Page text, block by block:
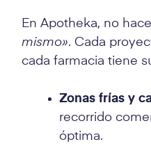
En Apotheka, no
mismo». Cada
cada farmacia tiene
Zonas frías y
recorrido
óptima.